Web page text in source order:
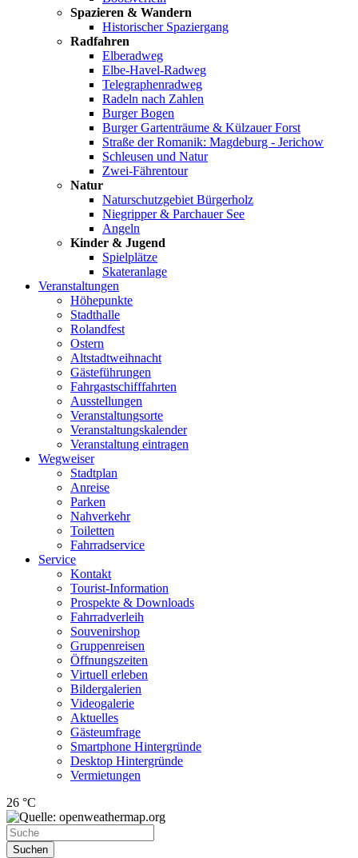
Spazieren & Wandern
Historischer Spaziergang
Radfahren
Elberadweg
Elbe-Havel-Radweg
Telegraphenradweg
Radeln nach Zahlen
Burger Bogen
Burger Gartenträume & Külzauer Forst
Straße der Romanik: Magdeburg - Jerichow
Schleusen und Natur
Zwei-Fährentour
Natur
Naturschutzgebiet Bürgerholz
Niegripper & Parchauer See
Angeln
Kinder & Jugend
Spielplätze
Skateranlage
Veranstaltungen
Höhepunkte
Stadthalle
Rolandfest
Ostern
Altstadtweihnacht
Gästeführungen
Fahrgastschifffahrten
Ausstellungen
Veranstaltungsorte
Veranstaltungskalender
Veranstaltung eintragen
Wegweiser
Stadtplan
Anreise
Parken
Nahverkehr
Toiletten
Fahrradservice
Service
Kontakt
Tourist-Information
Prospekte & Downloads
Fahrradverleih
Souvenirshop
Gruppenreisen
Öffnungszeiten
Virtuell erleben
Bildergalerien
Videogalerie
Aktuelles
Gästeumfrage
Smartphone Hintergründe
Desktop Hintergründe
Vermietungen
26 °C
Suchen